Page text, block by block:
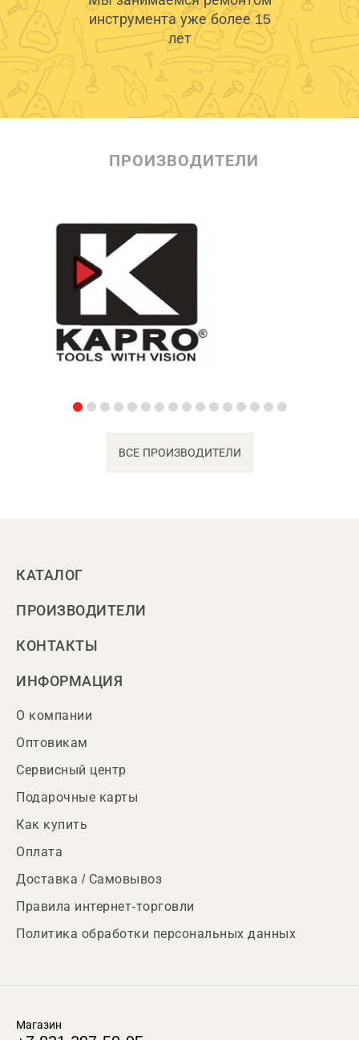
инструмента уже более 15
лет
ПРОИЗВОДИТЕЛИ
ВСЕ ПРОИЗВОДИТЕЛИ
КАТАЛОГ
ПРОИЗВОДИТЕЛИ
КОНТАКТЫ
ИНФОРМАЦИЯ
О компании
Оптовикам
Сервисный центр
Подарочные карты
Как купить
Оплата
Доставка / Самовывоз
Правила интернет-торговли
Политика обработки персональных данных
Магазин